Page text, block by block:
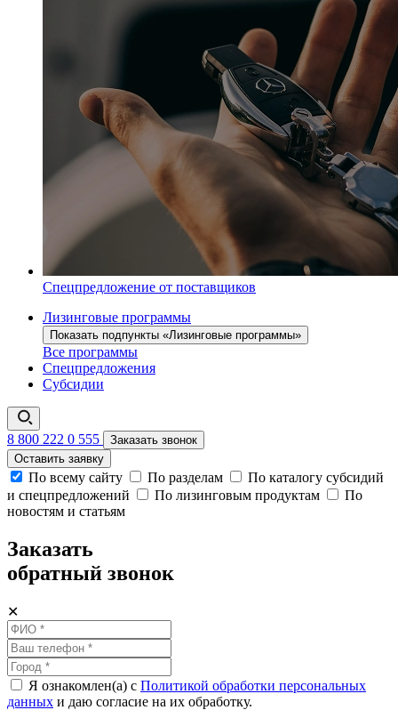
Спецпредложение от поставщиков
Лизинговые программы
Показать подпункты «Лизинговые программы»
Все программы
Спецпредложения
Субсидии
8 800 222 0 555
Заказать звонок
Оставить заявку
По всему сайту По разделам
По каталогу субсидий
и спецпредложений
По лизинговым продуктам
По
новостям и статьям
Заказать
обратный звонок
✕
Я ознакомлен(а) с Политикой обработки персональных
данных и даю согласие на их обработку.